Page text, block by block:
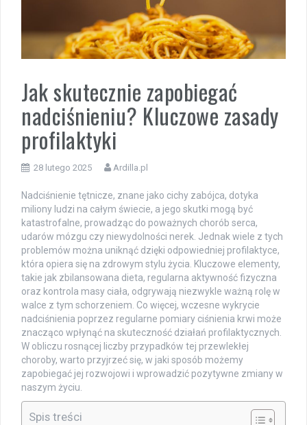
Jak skutecznie zapobiegać
nadciśnieniu? Kluczowe zasady
profilaktyki
28 lutego 2025 Ardilla.pl
Nadciśnienie tętnicze, znane jako cichy zabójca, dotyka
miliony ludzi na całym świecie, a jego skutki mogą być
katastrofalne, prowadząc do poważnych chorób serca,
udarów mózgu czy niewydolności nerek. Jednak wiele z tych
problemów można uniknąć dzięki odpowiedniej profilaktyce,
która opiera się na zdrowym stylu życia. Kluczowe elementy,
takie jak zbilansowana dieta, regularna aktywność fizyczna
oraz kontrola masy ciała, odgrywają niezwykle ważną rolę w
walce z tym schorzeniem. Co więcej, wczesne wykrycie
nadciśnienia poprzez regularne pomiary ciśnienia krwi może
znacząco wpłynąć na skuteczność działań profilaktycznych.
W obliczu rosnącej liczby przypadków tej przewlekłej
choroby, warto przyjrzeć się, w jaki sposób możemy
zapobiegać jej rozwojowi i wprowadzić pozytywne zmiany w
naszym życiu.
Spis treści